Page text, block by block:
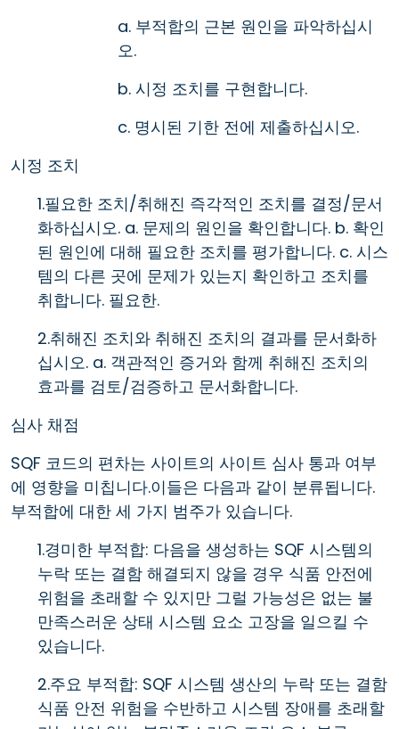
a. 부적합의 근본 원인을 파악하십시
오.
b. 시정 조치를 구현합니다.
c. 명시된 기한 전에 제출하십시오.
시정 조치
1.필요한 조치/취해진 즉각적인 조치를 결정/문서
화하십시오. a. 문제의 원인을 확인합니다. b. 확인
된 원인에 대해 필요한 조치를 평가합니다. c. 시스
템의 다른 곳에 문제가 있는지 확인하고 조치를
취합니다. 필요한.
2.취해진 조치와 취해진 조치의 결과를 문서화하
십시오. a. 객관적인 증거와 함께 취해진 조치의
효과를 검토/검증하고 문서화합니다.
심사 채점
SQF 코드의 편차는 사이트의 사이트 심사 통과 여부
에 영향을 미칩니다.이들은 다음과 같이 분류됩니다.
부적합에 대한 세 가지 범주가 있습니다.
1.경미한 부적합: 다음을 생성하는 SQF 시스템의
누락 또는 결함 해결되지 않을 경우 식품 안전에
위험을 초래할 수 있지만 그럴 가능성은 없는 불
만족스러운 상태 시스템 요소 고장을 일으킬 수
있습니다.
2.주요 부적합: SQF 시스템 생산의 누락 또는 결함
식품 안전 위험을 수반하고 시스템 장애를 초래할